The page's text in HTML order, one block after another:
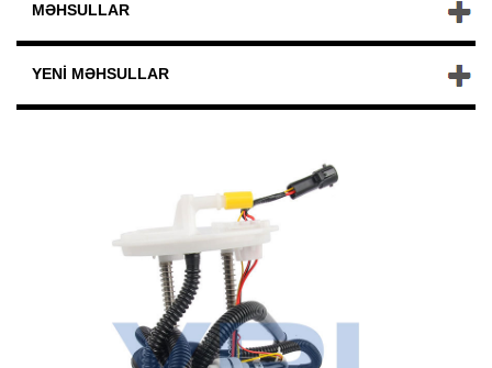
MƏHSULLAR
YENI MƏHSULLAR